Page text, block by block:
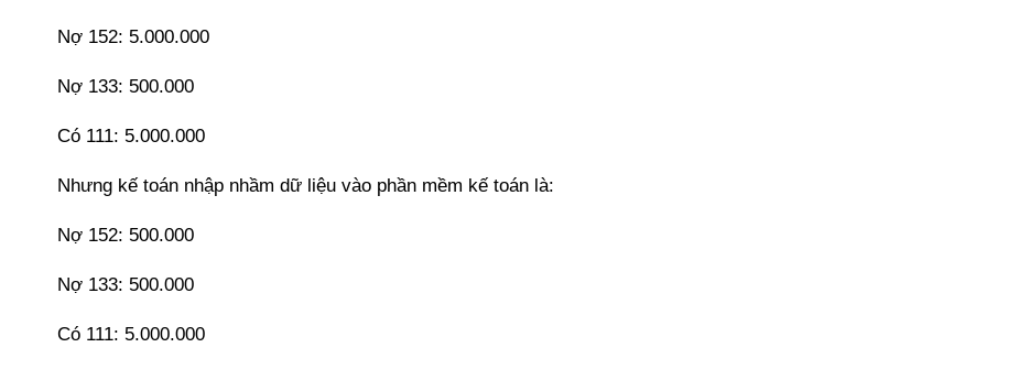
Nợ 152: 5.000.000
Nợ 133: 500.000
Có 111: 5.000.000
Nhưng kế toán nhập nhầm dữ liệu vào phần mềm kế toán là:
Nợ 152: 500.000
Nợ 133: 500.000
Có 111: 5.000.000